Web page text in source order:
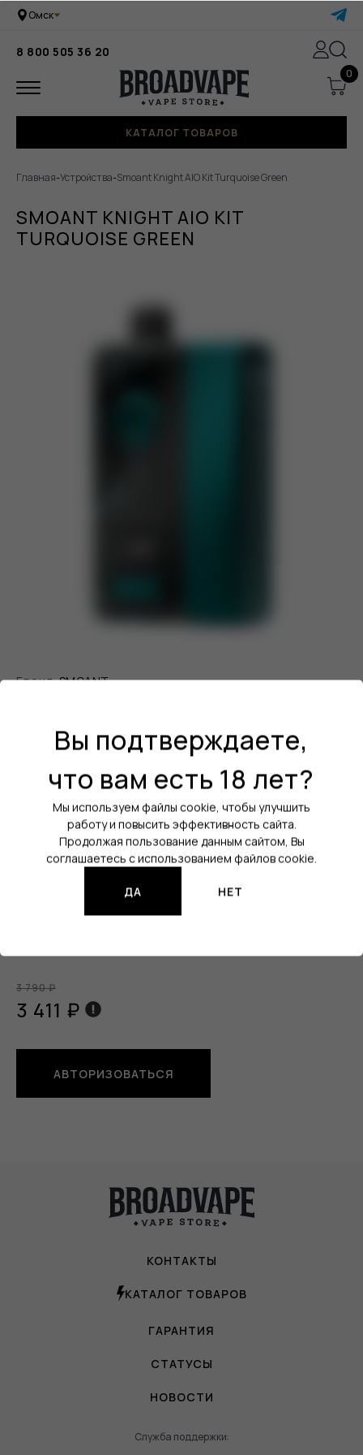
Омск
8 800 505 36 20
0
КАТАЛОГ ТОВАРОВ
Главная-Устройства-Smoant Knight AIO Kit Turquoise Green
SMOANT KNIGHT AIO KIT
TURQUOISE GREEN
Бренд:SMOANT
Зелёный
Регулировка мощности:Да
Ёмкость аккумулятора:3000 mAh
Все характеристики
Изображения продукции могут отличаться от реального
3 790 ₽
3 411 ₽
АВТОРИЗОВАТЬСЯ
КОНТАКТЫ
КАТАЛОГ ТОВАРОВ
ГАРАНТИЯ
СТАТУСЫ
НОВОСТИ
Служба поддержки:
Вы подтверждаете,
что вам есть 18 лет?
Мы используем файлы cookie, чтобы улучшить
работу и повысить эффективность сайта.
Продолжая пользование данным сайтом, Вы
соглашаетесь с использованием файлов cookie.
ДА НЕТ